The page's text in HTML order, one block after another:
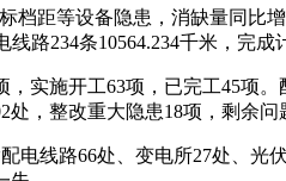
等设备隐患，消缺量同比
路234条10564.234千米，完成
施开工63项，已完工45项
，整改重大隐患18项，剩余
线路66处、变电所27处、光